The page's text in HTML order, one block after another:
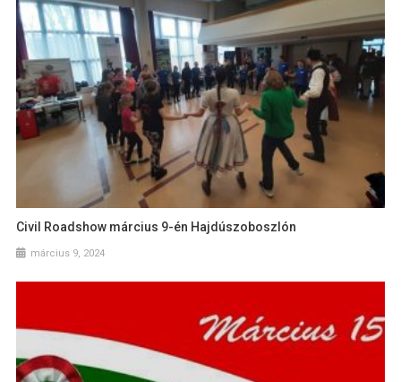
Civil Roadshow március 9-én Hajdúszoboszlón
március 9, 2024